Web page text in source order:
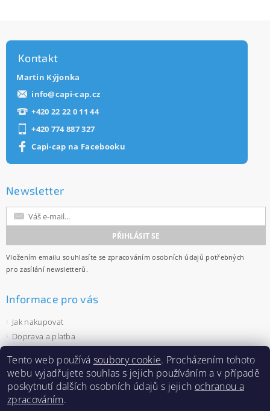
Kontakt
Martin Kýjonka
info@capi-cap.cz
+420 22 22 0 11 44
+420 774 887 327
Capi-cap na Facebooku
Newsletter
Vložením emailu souhlasíte se zpracováním osobních údajů potřebných
pro zasílání newsletterů.
Informace pro vás
Jak nakupovat
Doprava a platba
Ochrana osobních údajů
Velkoobchod
Zásady používání souborů cookies
Tento web používá soubory cookie. Procházením tohoto
webu vyjadřujete souhlas s jejich používáním a v případě
poskytnutí dalších osobních údajů s jejich ochranou a
zpracováním.